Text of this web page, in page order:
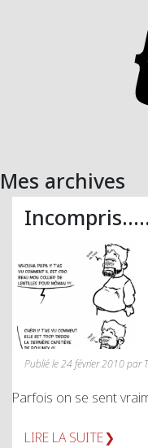
Mes archives
Incompris…..
Publié le 24 février 2010 par
Parfois on se sent
LIRE LA SUITE